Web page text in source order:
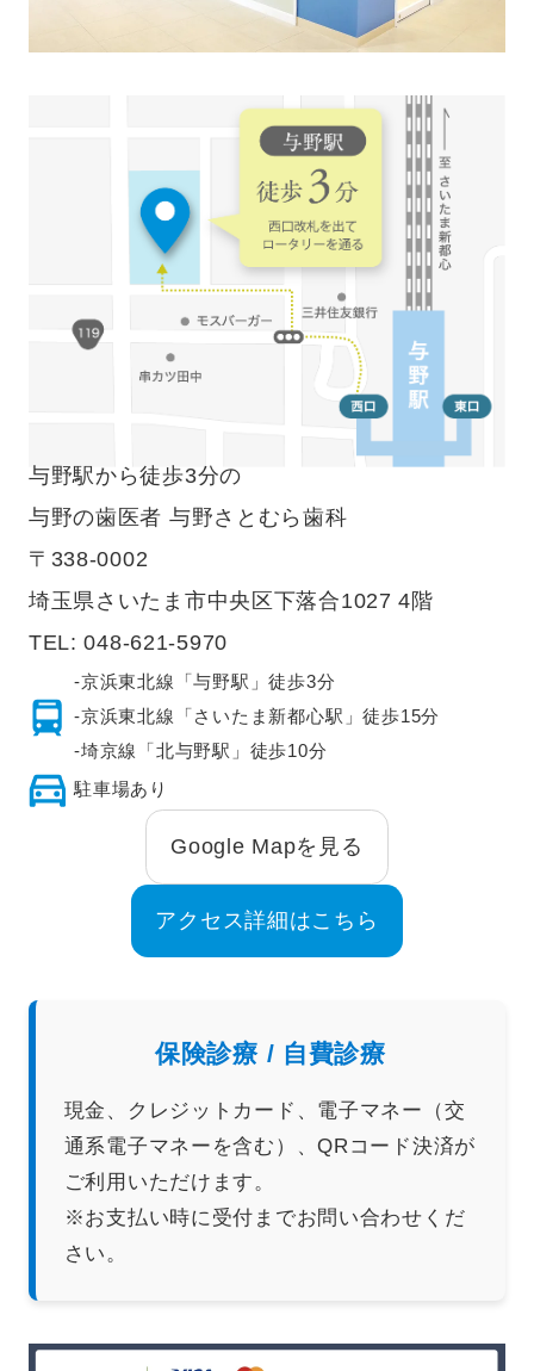
与野駅から徒歩3分の
与野の歯医者 与野さとむら歯科
〒338-0002
埼玉県さいたま市中央区下落合1027 4階
TEL:048-621-5970
-京浜東北線「与野駅」徒歩3分
-京浜東北線「さいたま新都心駅」徒歩15分
-埼京線「北与野駅」徒歩10分
駐車場あり
Google Mapを見る
アクセス詳細はこちら
保険診療 / 自費診療
現金、クレジットカード、電子マネー（交
通系電子マネーを含む）、QRコード決済が
ご利用いただけます。
※お支払い時に受付までお問い合わせくだ
さい。